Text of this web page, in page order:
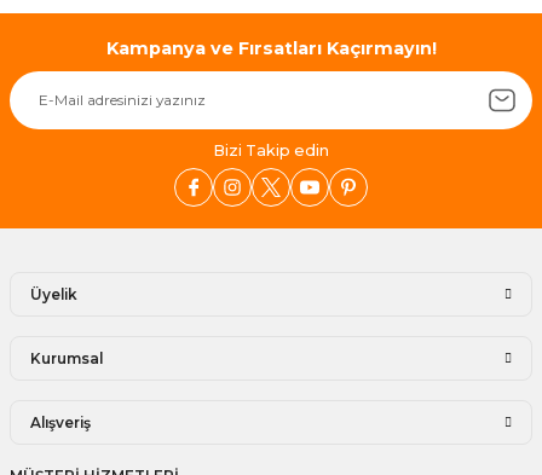
Kampanya ve Fırsatları Kaçırmayın!
Bizi Takip edin
Üyelik
Kurumsal
Alışveriş